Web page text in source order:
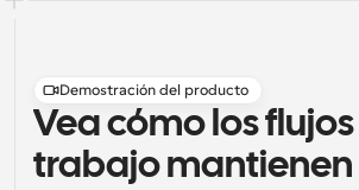
Demostración del producto
Vea cómo los
trabajo mantienen